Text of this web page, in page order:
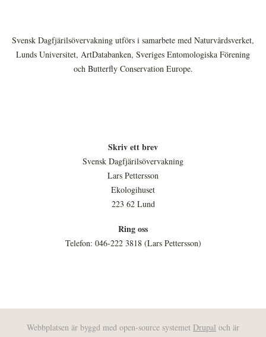
Svensk Dagfjärilsövervakning utförs i samarbete med Naturvårdsverket,
Lunds Universitet, ArtDatabanken, Sveriges Entomologiska Förening
och Butterfly Conservation Europe.
Skriv ett brev
Svensk Dagfjärilsövervakning
Lars Pettersson
Ekologihuset
223 62 Lund
Ring oss
Telefon: 046-222 3818 (Lars Pettersson)
Webbplatsen är byggd med open-source systemet Drupal och är